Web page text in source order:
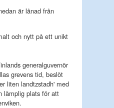
är lånad från
och nytt på ett unikt
generalguvernör
grevens tid, beslöt
liten landtzstadh' med
lämplig plats för att